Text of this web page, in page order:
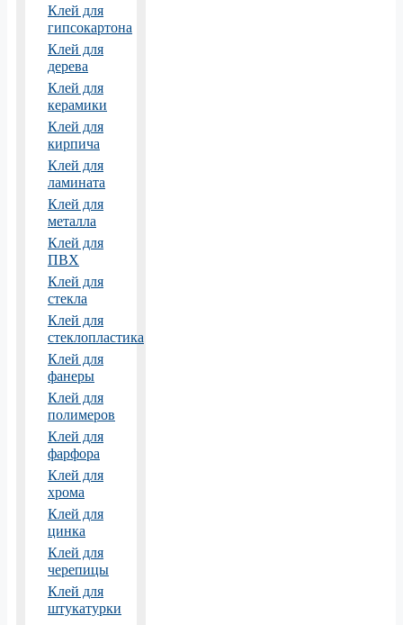
Клей для
гипсокартона
Клей для
дерева
Клей для
керамики
Клей для
кирпича
Клей для
ламината
Клей для
металла
Клей для
ПВХ
Клей для
стекла
Клей для
стеклопластика
Клей для
фанеры
Клей для
полимеров
Клей для
фарфора
Клей для
хрома
Клей для
цинка
Клей для
черепицы
Клей для
штукатурки